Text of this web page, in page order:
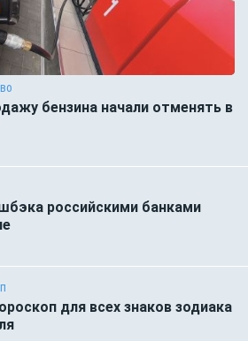
бензина начали отменять в
российскими банками
для всех знаков зодиака